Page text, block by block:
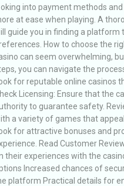
into payment methods
at ease when playing. A
guide you in finding a
How to choose the
can seem overwhelming,
you can navigate the
for reputable online casinos
Licensing: Ensure that the
to guarantee safety.
a variety of games that
for attractive bonuses and
Read Customer
their experiences with the
Increased chances of
platform Practical details for